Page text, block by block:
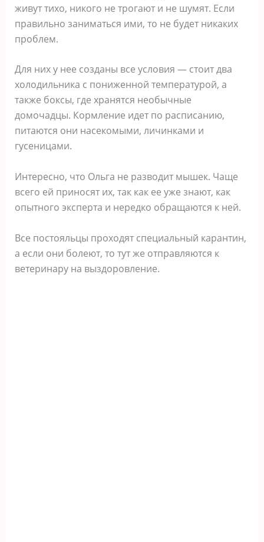
живут тихо, никого не трогают и не шумят. Если
правильно заниматься ими, то не будет никаких
проблем.
Для них у нее созданы все условия — стоит два
холодильника с пониженной температурой, а
также боксы, где хранятся необычные
домочадцы. Кормление идет по расписанию,
питаются они насекомыми, личинками и
гусеницами.
Интересно, что Ольга не разводит мышек. Чаще
всего ей приносят их, так как ее уже знают, как
опытного эксперта и нередко обращаются к ней.
Все постояльцы проходят специальный карантин,
а если они болеют, то тут же отправляются к
ветеринару на выздоровление.